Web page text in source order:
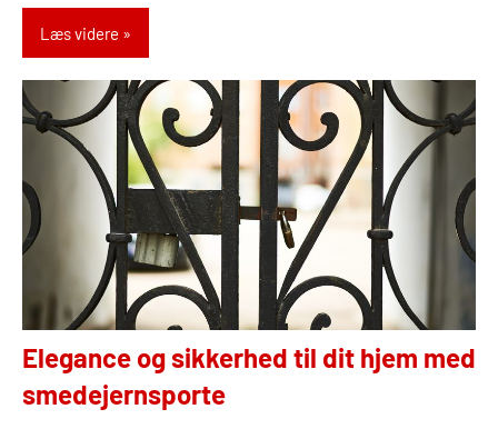
Læs videre
Elegance og sikkerhed til dit hjem med
smedejernsporte